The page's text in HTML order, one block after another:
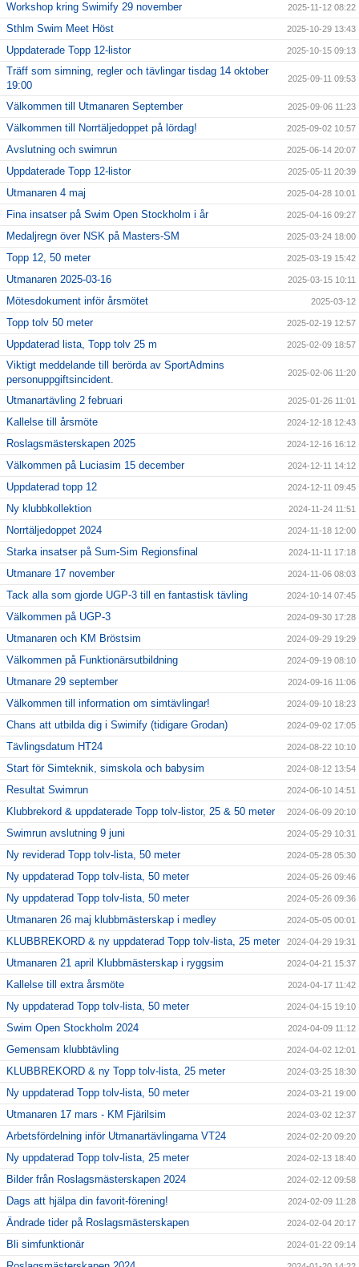
Workshop kring Swimify 29 november 2025-11-12 08:22
Sthlm Swim Meet Höst 2025-10-29 13:43
Uppdaterade Topp 12-listor 2025-10-15 09:13
Träff som simning, regler och tävlingar tisdag 14 oktober
19:00
2025-09-11 09:53
Välkommen till Utmanaren September 2025-09-06 11:23
Välkommen till Norrtäljedoppet på lördag! 2025-09-02 10:57
Avslutning och swimrun 2025-06-14 20:07
Uppdaterade Topp 12-listor 2025-05-11 20:39
Utmanaren 4 maj 2025-04-28 10:01
Fina insatser på Swim Open Stockholm i år 2025-04-16 09:27
Medaljregn över NSK på Masters-SM 2025-03-24 18:00
Topp 12, 50 meter 2025-03-19 15:42
Utmanaren 2025-03-16 2025-03-15 10:11
Mötesdokument inför årsmötet 2025-03-12
Topp tolv 50 meter 2025-02-19 12:57
Uppdaterad lista, Topp tolv 25 m 2025-02-09 18:57
Viktigt meddelande till berörda av SportAdmins
personuppgiftsincident.
2025-02-06 11:20
Utmanartävling 2 februari 2025-01-26 11:01
Kallelse till årsmöte 2024-12-18 12:43
Roslagsmästerskapen 2025 2024-12-16 16:12
Välkommen på Luciasim 15 december 2024-12-11 14:12
Uppdaterad topp 12 2024-12-11 09:45
Ny klubbkollektion 2024-11-24 11:51
Norrtäljedoppet 2024 2024-11-18 12:00
Starka insatser på Sum-Sim Regionsfinal 2024-11-11 17:18
Utmanare 17 november 2024-11-06 08:03
Tack alla som gjorde UGP-3 till en fantastisk tävling 2024-10-14 07:45
Välkommen på UGP-3 2024-09-30 17:28
Utmanaren och KM Bröstsim 2024-09-29 19:29
Välkommen på Funktionärsutbildning 2024-09-19 08:10
Utmanare 29 september 2024-09-16 11:06
Välkommen till information om simtävlingar! 2024-09-10 18:23
Chans att utbilda dig i Swimify (tidigare Grodan) 2024-09-02 17:05
Tävlingsdatum HT24 2024-08-22 10:10
Start för Simteknik, simskola och babysim 2024-08-12 13:54
Resultat Swimrun 2024-06-10 14:51
Klubbrekord & uppdaterade Topp tolv-listor, 25 & 50 meter 2024-06-09 20:10
Swimrun avslutning 9 juni 2024-05-29 10:31
Ny reviderad Topp tolv-lista, 50 meter 2024-05-28 05:30
Ny uppdaterad Topp tolv-lista, 50 meter 2024-05-26 09:46
Ny uppdaterad Topp tolv-lista, 50 meter 2024-05-26 09:36
Utmanaren 26 maj klubbmästerskap i medley 2024-05-05 00:01
KLUBBREKORD & ny uppdaterad Topp tolv-lista, 25 meter 2024-04-29 19:31
Utmanaren 21 april Klubbmästerskap i ryggsim 2024-04-21 15:37
Kallelse till extra årsmöte 2024-04-17 11:42
Ny uppdaterad Topp tolv-lista, 50 meter 2024-04-15 19:10
Swim Open Stockholm 2024 2024-04-09 11:12
Gemensam klubbtävling 2024-04-02 12:01
KLUBBREKORD & ny Topp tolv-lista, 25 meter 2024-03-25 18:30
Ny uppdaterad Topp tolv-lista, 50 meter 2024-03-21 19:00
Utmanaren 17 mars - KM Fjärilsim 2024-03-02 12:37
Arbetsfördelning inför Utmanartävlingarna VT24 2024-02-20 09:20
Ny uppdaterad Topp tolv-lista, 25 meter 2024-02-13 18:40
Bilder från Roslagsmästerskapen 2024 2024-02-12 09:58
Dags att hjälpa din favorit-förening! 2024-02-09 11:28
Ändrade tider på Roslagsmästerskapen 2024-02-04 20:17
Bli simfunktionär 2024-01-22 09:14